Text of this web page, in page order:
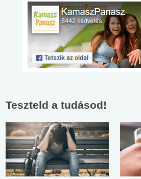
Teszteld a tudásod!